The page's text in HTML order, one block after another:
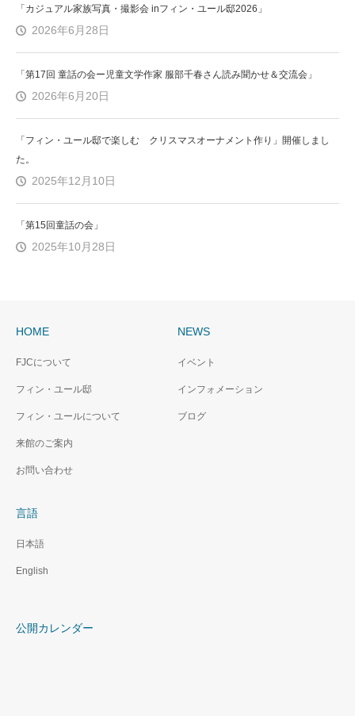
「カジュアル家族写真・撮影会 inフィン・ユール邸2026」
2026年6月28日
「第17回 童話の会ー児童文学作家 服部千春さん読み聞かせ＆交流会」
2026年6月20日
「フィン・ユール邸で楽しむ クリスマスオーナメント作り」開催しまし
た。
2025年12月10日
「第15回童話の会」
2025年10月28日
HOME
FJCについて
フィン・ユール邸
フィン・ユールについて
来館のご案内
お問い合わせ
NEWS
イベント
インフォメーション
ブログ
言語
日本語
English
公開カレンダー